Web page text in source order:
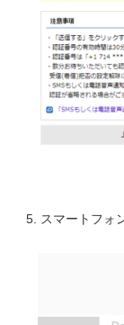
スマートフォ